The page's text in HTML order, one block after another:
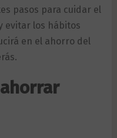
pasos para cuidar el
evitar los hábitos
en el ahorro del